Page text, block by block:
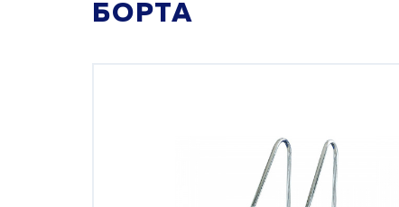
БОРТА